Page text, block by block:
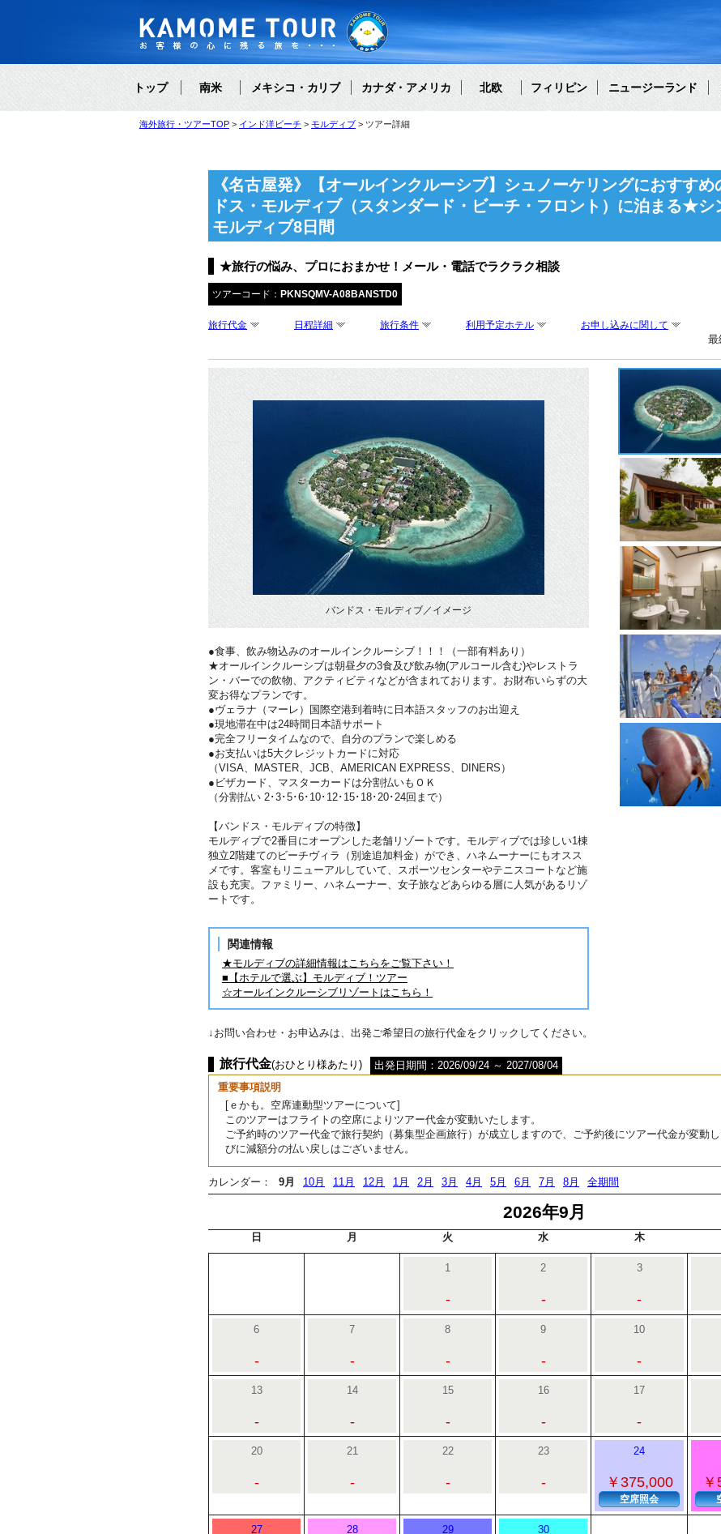
トップ 南米 メキシコ・カリブ カナダ・アメリカ 北欧 フィリピン ニュージーランド
海外旅行・ツアーTOP インド洋ビーチ モルディブ ツアー詳細
《名古屋発》【オールインクルーシブ】シュノーケリングにおすす
ドス・モルディブ（スタンダード・ビーチ・フロント）に泊まる★シ
モルディブ8日間
★旅行の悩み、プロにおまかせ！メール・電話でラクラク相談
ツアーコード： PKNSQMV-A08BANSTD0
旅行代金 日程詳細 旅行条件 利用予定ホテル お申し込みに関して
最
バンドス・モルディブ／イメージ
●食事、飲み物込みのオールインクルーシブ！！！（一部有料あり）
★オールインクルーシブは朝昼夕の3食及び飲み物(アルコール含む)やレストラ
ン・バーでの飲物、アクティビティなどが含まれております。お財布いらずの大
変お得なプランです。
●ヴェラナ（マーレ）国際空港到着時に日本語スタッフのお出迎え
●現地滞在中は24時間日本語サポート
●完全フリータイムなので、自分のプランで楽しめる
●お支払いは5大クレジットカードに対応
（VISA、MASTER、JCB、AMERICAN EXPRESS、DINERS）
●ビザカード、マスターカードは分割払いもＯＫ
（分割払い 2･3･5･6･10･12･15･18･20･24回まで）
【バンドス・モルディブの特徴】
モルディブで2番目にオープンした老舗リゾートです。モルディブでは珍しい1棟
独立2階建てのビーチヴィラ（別途追加料金）ができ、ハネムーナーにもオスス
メです。客室もリニューアルしていて、スポーツセンターやテニスコートなど施
設も充実。ファミリー、ハネムーナー、女子旅などあらゆる層に人気があるリゾ
ートです。
関連情報
★モルディブの詳細情報はこちらをご覧下さい！
■【ホテルで選ぶ】モルディブ！ツアー
☆オールインクルーシブリゾートはこちら！
↓お問い合わせ・お申込みは、出発ご希望日の旅行代金をクリックしてください。
旅行代金(おひとり様あたり)
出発日期間：2026/09/24 ～ 2027/08/04
重要事項説明
[ｅかも。空席連動型ツアーについて]
このツアーはフライトの空席によりツアー代金が変動いたします。
ご予約時のツアー代金で旅行契約（募集型企画旅行）が成立しますので、ご予約後にツアー代金が変動
びに減額分の払い戻しはございません。
カレンダー： 9月 10月 11月 12月 1月 2月 3月 4月 5月 6月 7月 8月 全期間
2026年9月
日 月 火 水 木
1
-
2
-
3
-
6
-
7
-
8
-
9
-
10
-
13
-
14
-
15
-
16
-
17
-
20
-
21
-
22
-
23
-
24
￥375,000
空席照会
27 28 29 30